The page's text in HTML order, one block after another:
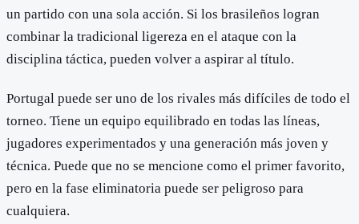
un partido con una sola acción. Si los brasileños logran
combinar la tradicional ligereza en el ataque con la
disciplina táctica, pueden volver a aspirar al título.
Portugal puede ser uno de los rivales más difíciles de todo el
torneo. Tiene un equipo equilibrado en todas las líneas,
jugadores experimentados y una generación más joven y
técnica. Puede que no se mencione como el primer favorito,
pero en la fase eliminatoria puede ser peligroso para
cualquiera.